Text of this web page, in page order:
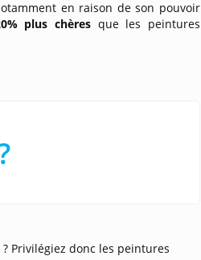
en raison de son pouvoir
plus chèresque les peintures
? Privilégiez donc les peintures